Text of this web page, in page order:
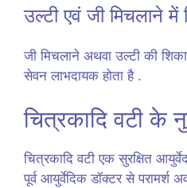
उल्टी एवं जी मिचलाने में
जी मिचलाने अथवा उल्टी की
सेवन लाभदायक होता है .
चित्रकादि वटी के
चित्रकादि वटी एक सुरक्षित
पूर्व आयुर्वेदिक डॉक्टर से परामर्श